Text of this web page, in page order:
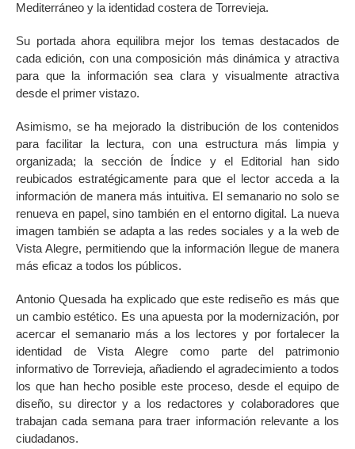
Mediterráneo y la identidad costera de Torrevieja.
Su portada ahora equilibra mejor los temas destacados de
cada edición, con una composición más dinámica y atractiva
para que la información sea clara y visualmente atractiva
desde el primer vistazo.
Asimismo, se ha mejorado la distribución de los contenidos
para facilitar la lectura, con una estructura más limpia y
organizada; la sección de Índice y el Editorial han sido
reubicados estratégicamente para que el lector acceda a la
información de manera más intuitiva. El semanario no solo se
renueva en papel, sino también en el entorno digital. La nueva
imagen también se adapta a las redes sociales y a la web de
Vista Alegre, permitiendo que la información llegue de manera
más eficaz a todos los públicos.
Antonio Quesada ha explicado que este rediseño es más que
un cambio estético. Es una apuesta por la modernización, por
acercar el semanario más a los lectores y por fortalecer la
identidad de Vista Alegre como parte del patrimonio
informativo de Torrevieja, añadiendo el agradecimiento a todos
los que han hecho posible este proceso, desde el equipo de
diseño, su director y a los redactores y colaboradores que
trabajan cada semana para traer información relevante a los
ciudadanos.